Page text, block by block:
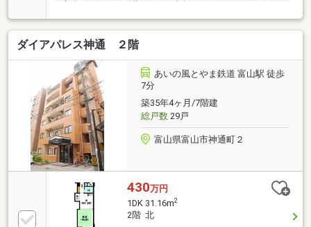
渡/相談・取引条件有効期限/2026年12月末日
ダイアパレス神通 ２階
あいの風とやま鉄道 富山駅 徒歩
7分
築35年4ヶ月/7階建
総戸数29戸
富山県富山市神通町２
430万円
1DK 31.16m2
2階 北